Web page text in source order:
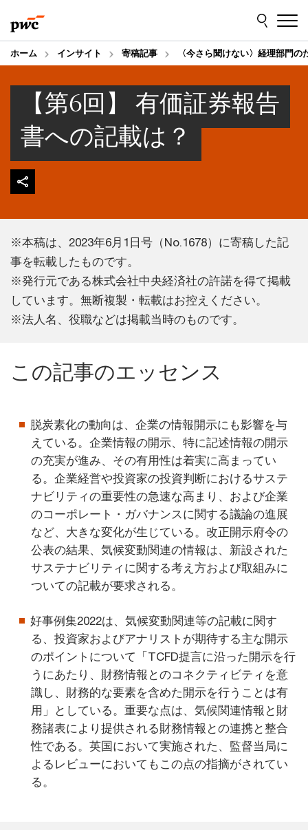
to
content
to
footer
ホーム インサイト 寄稿記事 〈今さら聞けない〉経理部門
【第6回】 有価証券報告
書への記載は？
※本稿は、2023年6月1日号（No.1678）に寄稿した記
事を転載したものです。
※発行元である株式会社中央経済社の許諾を得て掲載
しています。無断複製・転載はお控えください。
※法人名、役職などは掲載当時のものです。
この記事のエッセンス
脱炭素化の動向は、企業の情報開示にも影響を与
えている。企業情報の開示、特に記述情報の開示
の充実が進み、その有用性は着実に高まってい
る。企業経営や投資家の投資判断におけるサステ
ナビリティの重要性の急速な高まり、および企業
のコーポレート・ガバナンスに関する議論の進展
など、大きな変化が生じている。改正開示府令の
公表の結果、気候変動関連の情報は、新設された
サステナビリティに関する考え方および取組みに
ついての記載が要求される。
好事例集2022は、気候変動関連等の記載に関す
る、投資家およびアナリストが期待する主な開示
のポイントについて「TCFD提言に沿った開示を行
うにあたり、財務情報とのコネクティビティを意
識し、財務的な要素を含めた開示を行うことは有
用」としている。重要な点は、気候関連情報と財
務諸表により提供される財務情報との連携と整合
性である。英国において実施された、監督当局に
よるレビューにおいてもこの点の指摘がされてい
る。